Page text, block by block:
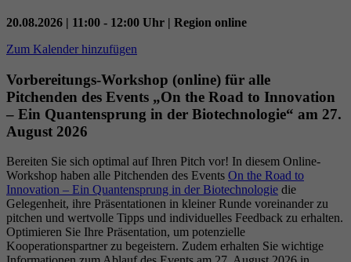
20.08.2026 | 11:00 - 12:00 Uhr | Region online
Zum Kalender hinzufügen
​Vorbereitungs-Workshop (online) für alle
Pitchenden des Events „On the Road to Innovation
– Ein Quantensprung in der Biotechnologie“ am 27.
August 2026
Bereiten Sie sich optimal auf Ihren Pitch vor! In diesem Online-
Workshop haben alle Pitchenden des Events On the Road to
Innovation – Ein Quantensprung in der Biotechnologie die
Gelegenheit, ihre Präsentationen in kleiner Runde voreinander zu
pitchen und wertvolle Tipps und individuelles Feedback zu erhalten.
Optimieren Sie Ihre Präsentation, um potenzielle
Kooperationspartner zu begeistern. Zudem erhalten Sie wichtige
Zweck
Wird verwendet, um die
Youtube-Plattform zu verfolgen und zu
erweitern.
Name YSC
Anbieter YouTube (Google)
Laufzeit Sitzungsende
Zweck
Registriert eine eindeutige ID, um Statistiken
der Videos von YouTube, die der Benutzer